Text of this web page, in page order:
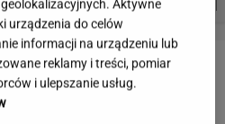
OKAZJE
Aktywne
urządzenia do celów
informacji na urządzeniu lub
reklamy i treści, pomiar
i ulepszanie usług.